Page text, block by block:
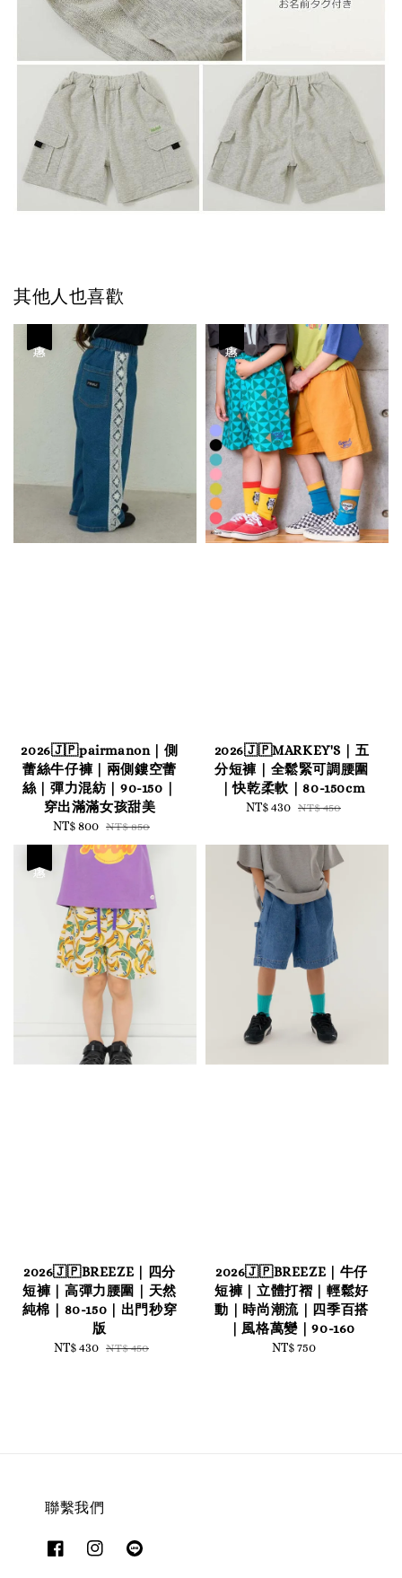
其他人也喜歡
2026🇯🇵pairmanon｜側
蕾絲牛仔褲｜兩側鏤空蕾
絲｜彈力混紡｜90-150｜
穿出滿滿女孩甜美
Sale
price
NT$ 800 Regular
price
NT$ 850
2026🇯🇵MARKEY'S｜五
分短褲｜全鬆緊可調腰圍
｜快乾柔軟｜80-150cm
Sale
NT$ 430 Regular
NT$ 450
2026🇯🇵BREEZE｜四分
短褲｜高彈力腰圍｜天然
純棉｜80-150｜出門秒穿
版
Sale
NT$ 430 Regular
NT$ 450
2026🇯🇵BREEZE｜牛仔
短褲｜立體打褶｜輕鬆好
動｜時尚潮流｜四季百搭
｜風格萬變｜90-160
Regular
NT$ 750
聯繫我們